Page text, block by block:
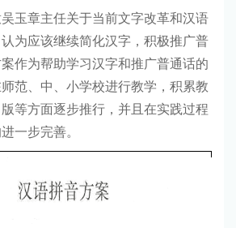
玉章主任关于当前文字改革和汉语
为应该继续简化汉字，积极推广普
作为帮助学习汉字和推广普通话的
范、中、小学校进行教学，积累教
等方面逐步推行，并且在实践过程
一步完善。